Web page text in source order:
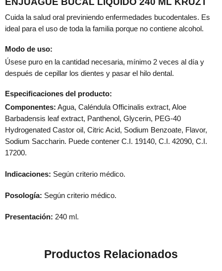
Cuida la salud oral previniendo enfermedades bucodentales. Es
ideal para el uso de toda la familia porque no contiene alcohol.
Modo de uso:
Úsese puro en la cantidad necesaria, mínimo 2 veces al día y
después de cepillar los dientes y pasar el hilo dental.
Especificaciones del producto:
Componentes: Agua, Caléndula Officinalis extract, Aloe
Barbadensis leaf extract, Panthenol, Glycerin, PEG-40
Hydrogenated Castor oil, Citric Acid, Sodium Benzoate, Flavor,
Sodium Saccharin. Puede contener C.I. 19140, C.I. 42090, C.I.
17200.
Indicaciones: Según criterio médico.
Posología: Según criterio médico.
Presentación: 240 ml.
Productos Relacionados